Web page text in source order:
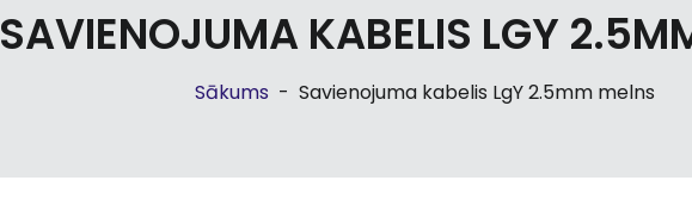
SAVIENOJUMA KABELIS LGY
Sākums - Savienojuma kabelis LgY 2.5mm melns